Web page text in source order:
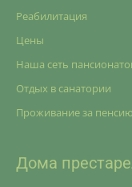
Реабилитация
Цены
Наша сеть
Отдых в санатории
Проживание за пенсию
Дома